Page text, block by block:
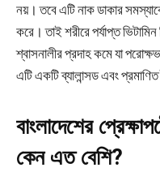
নয়। তবে এটি নাক ডাকার
করে। তাই শরীরে পর্যাপ্ত
শ্বাসনালীর প্রদাহ কমে যা
এটি একটি ব্যালান্সড এবং প্রমাণিত
বাংলাদেশের
কেন এত বেশি?